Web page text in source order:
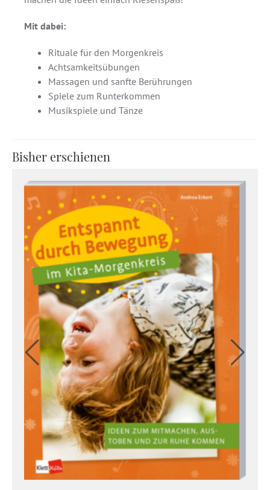
Mit dabei:
Rituale für den Morgenkreis
Achtsamkeitsübungen
Massagen und sanfte Berührungen
Spiele zum Runterkommen
Musikspiele und Tänze
Bisher erschienen